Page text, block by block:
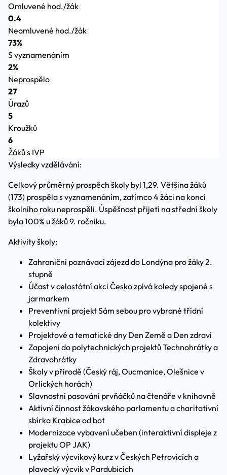
Omluvené hod./žák
0.4
Neomluvené hod./žák
73%
S vyznamenáním
2%
Neprospělo
27
Úrazů
5
Kroužků
6
Žáků s IVP
Výsledky vzdělávání:
Celkový průměrný prospěch školy byl 1,29. Většina žáků
(173) prospěla s vyznamenáním, zatímco 4 žáci na konci
školního roku neprospěli. Úspěšnost přijetí na střední školy
byla 100% u žáků 9. ročníku.
Aktivity školy:
Zahraniční poznávací zájezd do Londýna pro žáky 2.
stupně
Účast v celostátní akci Česko zpívá koledy spojené s
jarmarkem
Preventivní projekt Sám sebou pro vybrané třídní
kolektivy
Projektové a tematické dny Den Země a Den zdraví
Zapojení do polytechnických projektů Technohrátky a
Zdravohrátky
Školy v přírodě (Český ráj, Oucmanice, Olešnice v
Orlických horách)
Slavnostní pasování prvňáčků na čtenáře v knihovně
Aktivní činnost žákovského parlamentu a charitativní
sbírka Krabice od bot
Modernizace vybavení učeben (interaktivní displeje z
projektu OP JAK)
Lyžařský výcvikový kurz v Českých Petrovicích a
plavecký výcvik v Pardubicích